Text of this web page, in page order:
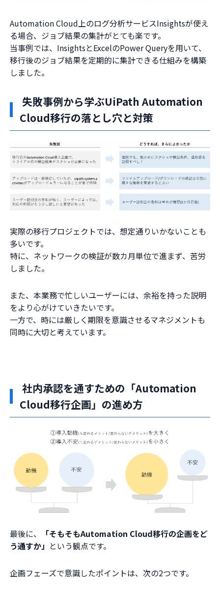
Automation Cloud上のログ分析サービスInsightsが使え
る場合、ジョブ結果の集計がとても楽です。
当事例では、InsightsとExcelのPower Queryを用いて、
移行後のジョブ結果を定期的に集計できる仕組みを構築
しました。
失敗事例から学ぶUiPath Automation
Cloud移行の落とし穴と対策
実際の移行プロジェクトでは、想定通りいかないことも
多いです。
特に、ネットワークの検証が数カ月単位で進まず、苦労
しました。
また、本業務で忙しいユーザーには、余裕を持った説明
をより心がけていきたいです。
一方で、時には厳しく期限を意識させるマネジメントも
同時に大切と考えています。
社内承認を通すための「Automation
Cloud移行企画」の進め方
最後に、
「そもそもAutomation Cloud移行の企画をど
う通すか」 という観点です。
企画フェーズで意識したポイントは、次の2つです。